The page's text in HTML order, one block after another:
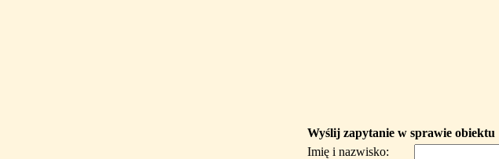
Wyślij zapytanie w sprawie obiektu
Imię i nazwisko: